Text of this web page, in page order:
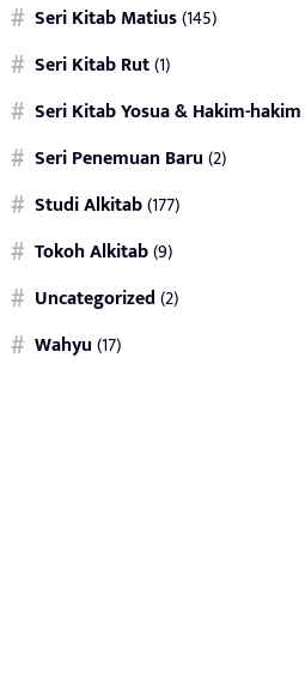
Seri Kitab Matius(145)
Seri Kitab Rut(1)
Seri Kitab Yosua & Hakim-hakim
Seri Penemuan Baru(2)
Studi Alkitab(177)
Tokoh Alkitab(9)
Uncategorized(2)
Wahyu(17)